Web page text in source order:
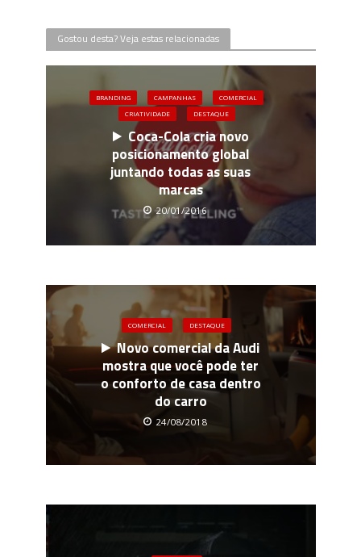
Gostou desta? Veja estas relacionadas
BRANDING CAMPANHAS
COMERCIAL
CRIATIVIDADE
DESTAQUE
Coca-Cola cria novo
posicionamento global
juntando todas as suas
marcas
20/01/2016
COMERCIAL DESTAQUE
Novo comercial da Audi
mostra que você pode ter
o conforto de casa dentro
do carro
24/08/2018